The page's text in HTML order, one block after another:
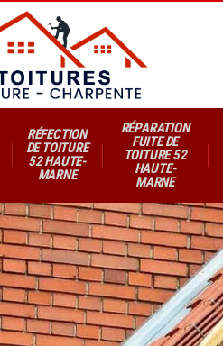
RÉFECTION
DE TOITURE
52 HAUTE-
MARNE
RÉPARATION
FUITE DE
TOITURE 52
HAUTE-
MARNE